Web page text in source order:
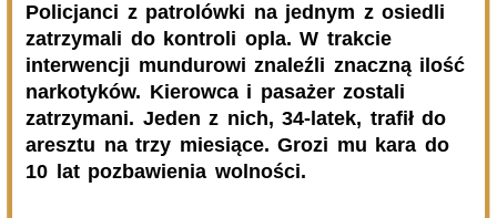
Gmina Perlejewo z dofinansowaniem na wsparcie
jednostek OSP
05.08.2026 Gmina Dziadkowice
Jubileusz 40-lecia „Kaliny” – galeria.